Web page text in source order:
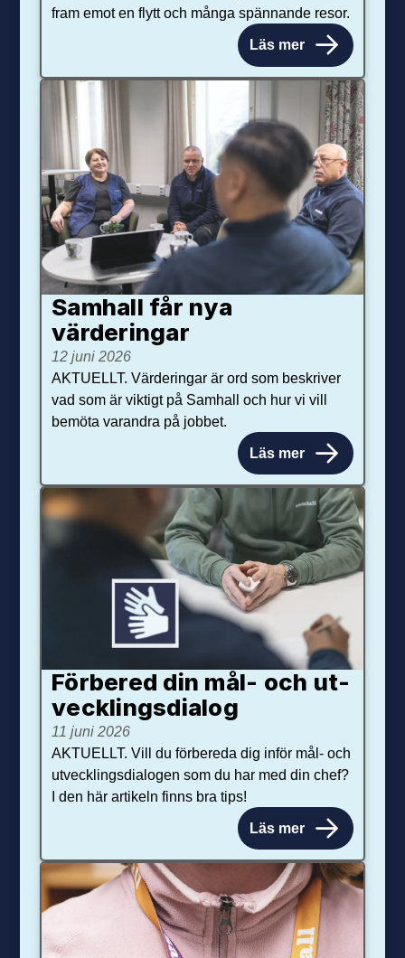
fram emot en flytt och många spännande resor.
Läs mer
Samhall får nya
värdering­ar
12 juni 2026
AKTUELLT. Värderingar är ord som beskriver
vad som är viktigt på Samhall och hur vi vill
bemöta varandra på jobbet.
Läs mer
Förbered din mål- och ut­
veck­lings­dialog
11 juni 2026
AKTUELLT. Vill du förbereda dig inför mål- och
utvecklingsdialogen som du har med din chef?
I den här artikeln finns bra tips!
Läs mer